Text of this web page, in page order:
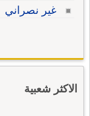
غير نصراني
الاكثر شعبية